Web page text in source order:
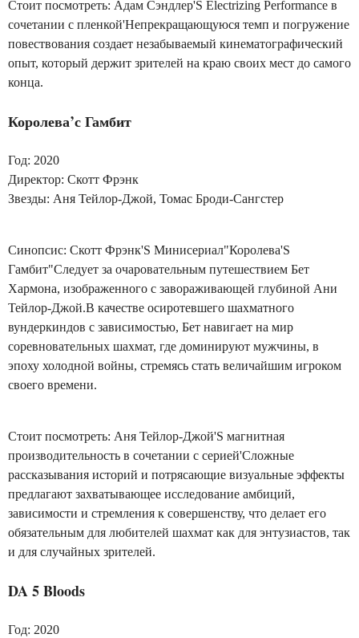
Стоит посмотреть: Адам Сэндлер'S Electrizing Performance в
сочетании с пленкой'Непрекращающуюся темп и погружение
повествования создает незабываемый кинематографический
опыт, который держит зрителей на краю своих мест до самого
конца.
Королева’сГамбит
Год: 2020
Директор: Скотт Фрэнк
Звезды: Аня Тейлор-Джой, Томас Броди-Сангстер
Синопсис: Скотт Фрэнк'S Минисериал"Королева'S
Гамбит"Следует за очаровательным путешествием Бет
Хармона, изображенного с завораживающей глубиной Ани
Тейлор-Джой.В качестве осиротевшего шахматного
вундеркиндов с зависимостью, Бет навигает на мир
соревновательных шахмат, где доминируют мужчины, в
эпоху холодной войны, стремясь стать величайшим игроком
своего времени.
Стоит посмотреть: Аня Тейлор-Джой'S магнитная
производительность в сочетании с серией'Сложные
рассказывания историй и потрясающие визуальные эффекты
предлагают захватывающее исследование амбиций,
зависимости и стремления к совершенству, что делает его
обязательным для любителей шахмат как для энтузиастов, так
и для случайных зрителей.
DA 5 Bloods
Год: 2020